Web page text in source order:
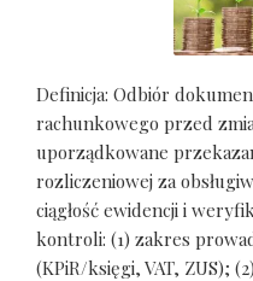
Definicja: Odbiór
rachunkowego przed
uporządkowane
rozliczeniowej za
ciągłość ewidencji i
kontroli: (1) zakres
(KPiR/księgi, VAT, ZUS);